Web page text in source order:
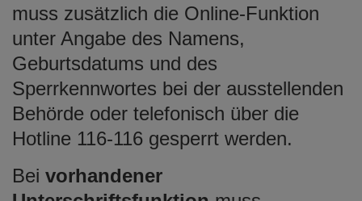
muss zusätzlich die Online-Funktion
unter Angabe des Namens,
Geburtsdatums und des
Sperrkennwortes bei der ausstellenden
Behörde oder telefonisch über die
Hotline 116-116 gesperrt werden.
Bei vorhandener